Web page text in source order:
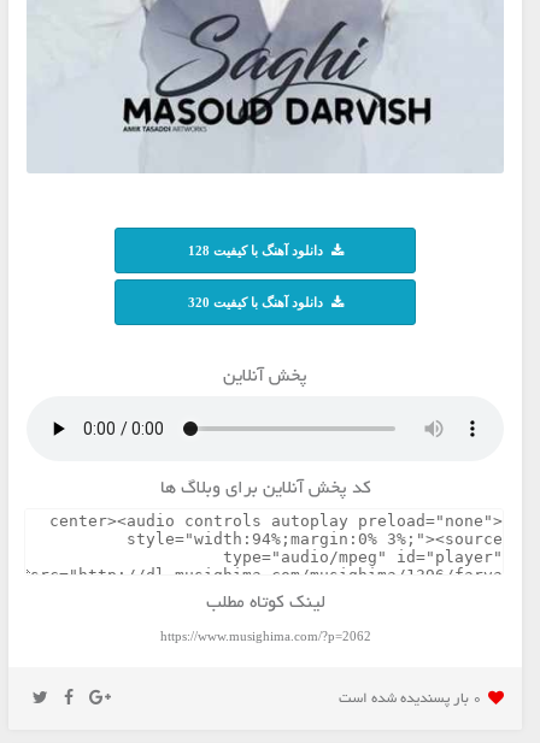
دانلود آهنگ با کیفیت 128
دانلود آهنگ با کیفیت 320
پخش آنلاین
کد پخش آنلاین برای وبلاگ ها
لینک کوتاه مطلب
https://www.musighima.com/?p=2062
0 بار پسنديده شده است